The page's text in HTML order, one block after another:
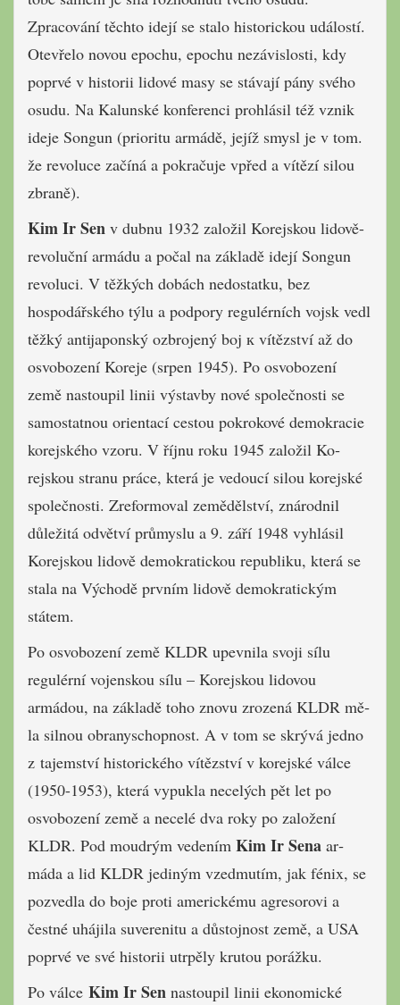
Zpracování těchto idejí se stalo his­torickou událostí.
Otevřelo novou epo­chu, epochu nezávislosti, kdy
poprvé v historii lidové masy se stávají pány své­ho
osudu. Na Kalunské konferenci prohlásil též vznik
ideje Songun (prioritu armádě, je­jíž smysl je v tom.
že revoluce začíná a pokračuje vpřed a vítězí silou
zbraně).
Kim Ir Sen v dubnu 1932 založil Ko­rejskou lidově-
revoluční armádu a počal na základě idejí Songun
revoluci. V těžkých dobách nedostatku, bez
hospodářského týlu a podpory regulér­ních vojsk vedl
těžký antijaponský ozbrojený boj к vítězství až do
osvobo­zení Koreje (srpen 1945). Po osvoboze­ní
země nastoupil linii výstavby nové společnosti se
samostatnou orientací cestou pokrokové demokracie
korejské­ho vzoru. V říjnu roku 1945 založil Ko­
rejskou stranu práce, která je vedoucí si­lou korejské
společnosti. Zreformoval zemědělství, znárodnil
důležitá odvětví průmyslu a 9. září 1948 vyhlásil
Korejskou lidově demokratickou republiku, která se
stala na Východě prvním lidově demokratickým
státem.
Po osvobození země KLDR upevnila svoji sílu
regulérní vojenskou sílu – Korejskou lidovou
armádou, na základě toho znovu zrozená KLDR mě­
la silnou obranyschopnost. A v tom se skrývá jedno
z tajemství historického vítězství v korejské válce
(1950-1953), která vypukla necelých pět let po
osvobození země a necelé dva roky po založení
KLDR. Pod moudrým vedením Kim Ir Sena ar­
máda a lid KLDR jediným vzedmutím, jak fénix, se
pozvedla do boje proti ame­rickému agresorovi a
čestné uhájila suverenitu a důstojnost země, a USA
poprvé ve své historii utrpěly krutou porážku.
Po válce Kim Ir Sen nastoupil linii ekonomické